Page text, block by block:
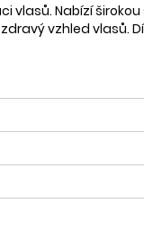
Nabízí širokou
vzhled vlasů.